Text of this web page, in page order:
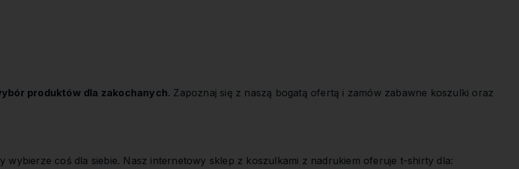
produktów dla zakochanych. Zapoznaj się z naszą bogatą ofertą i zamów zabawne koszulki oraz
coś dla siebie. Nasz internetowy sklep z koszulkami z nadrukiem oferuje t-shirty dla: